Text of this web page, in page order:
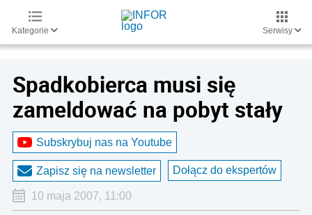
Kategorie Serwisy
Spadkobierca musi się
zameldować na pobyt stały
Subskrybuj nas na Youtube
Zapisz się na newsletter Dołącz do ekspertów
10 maja 2007, 11:00